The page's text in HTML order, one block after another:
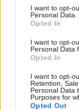
consent section.
I want to opt-
Personal Data.
Opted In
I want to opt-
Personal Data
Opted In
I want to opt-
Retention,
Personal Data
Purposes for
Opted Out